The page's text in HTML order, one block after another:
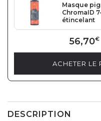
Masque
ChromaID
étincelant
56,70€
ACHETER LE
DESCRIPTION